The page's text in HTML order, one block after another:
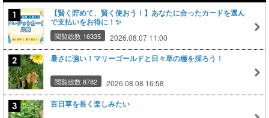
【賢く貯めて、賢く使おう！】あなたに合ったカードを選ん
で支払いをお得に！✨
閲覧総数 16335 2026.08.07 11:00
暑さに強い！マリーゴールドと日々草の種を採ろう！
閲覧総数 8782 2026.08.08 16:58
百日草を長く楽しみたい